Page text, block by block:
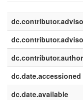
dc.contributor.author
dc.date.accessioned
dc.date.available